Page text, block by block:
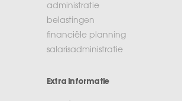
administratie
belastingen
financiële planning
salarisadministratie
Extra informatie